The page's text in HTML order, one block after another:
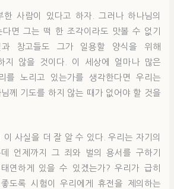
한 사람이 있다고 하자. 그러나 하나님의
다면 그는 떡 한 조각이라도 맛볼 수 없기
과 창고들도 그가 일용할 양식을 위해
지 않을 것이다. 이 세상에 얼마나 많은
를 노리고 있는가를 생각한다면 우리는
께 기도를 하지 않는 때가 없어야 할 것을
이 사실을 더 잘 알 수 있다. 우리는 자기의
언제까지 그 죄와 벌의 용서를 구하기
연하게 있을 수 있겠는가? 우리가 급히
도록 시험이 우리에게 휴전을 제의하는